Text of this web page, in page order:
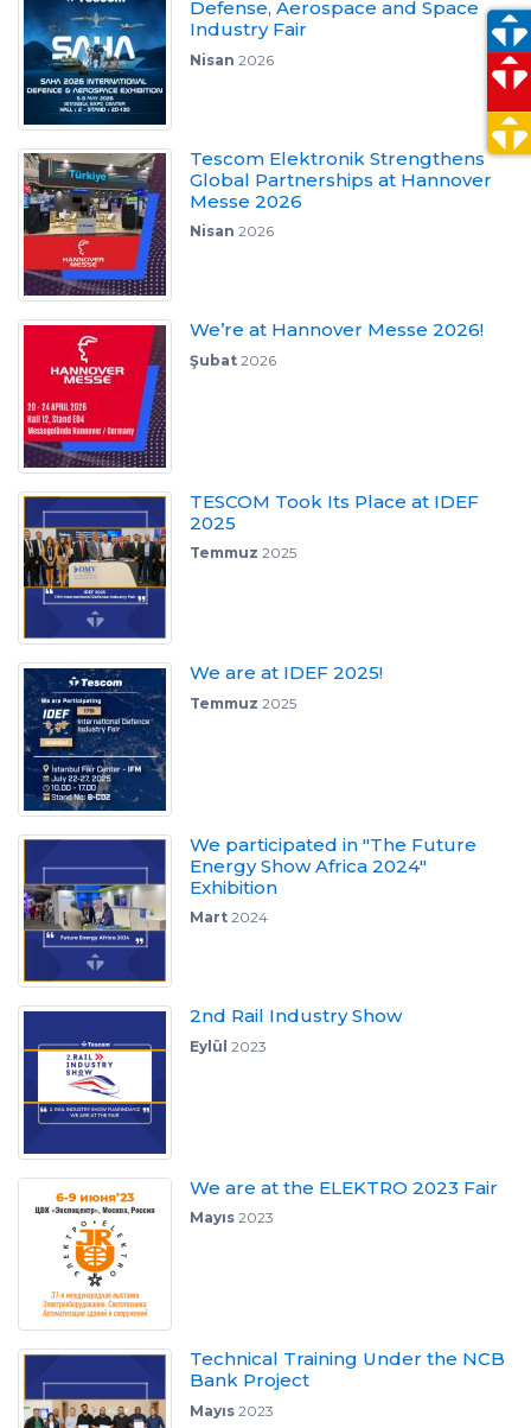
Defense, Aerospace and Space
Industry Fair
Nisan 2026
Tescom Elektronik Strengthens
Global Partnerships at Hannover
Messe 2026
Nisan 2026
We’re at Hannover Messe 2026!
Şubat2026
TESCOM Took Its Place at IDEF
2025
Temmuz 2025
We are at IDEF 2025!
Temmuz 2025
We participated in "The Future
Energy Show Africa 2024"
Exhibition
Mart2024
2nd Rail Industry Show
Eylül 2023
We are at the ELEKTRO 2023 Fair
Mayıs2023
Technical Training Under the NCB
Bank Project
Mayıs2023